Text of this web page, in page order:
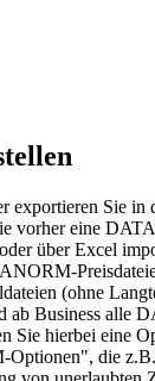
Sie in
vorher eine
über Excel
(ohne
ab Business alle
Sie hierbei eine
die